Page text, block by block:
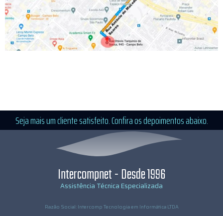
Seja mais um cliente satisfeito. Confira os depoimentos abaixo.
Intercompnet - Desde 1996
Assistência Técnica Especializada
Razão Social: Intercomp Tecnologia em Informática LTDA